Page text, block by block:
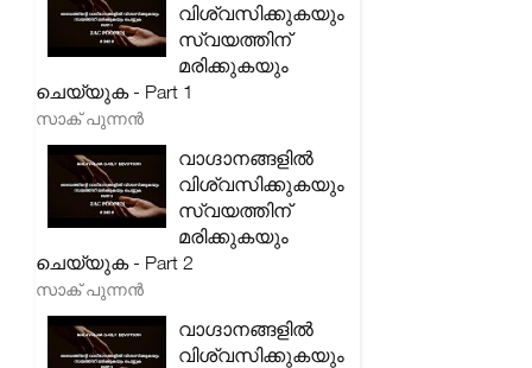
വിശ്വസിക്കുകയും
സ്വയത്തിന്
മരിക്കുകയും
ചെയ്യുക - Part 1
സാക് പുന്നൻ
വാഗ്ദാനങ്ങളിൽ
വിശ്വസിക്കുകയും
സ്വയത്തിന്
മരിക്കുകയും
ചെയ്യുക - Part 2
സാക് പുന്നൻ
വാഗ്ദാനങ്ങളിൽ
വിശ്വസിക്കുകയും